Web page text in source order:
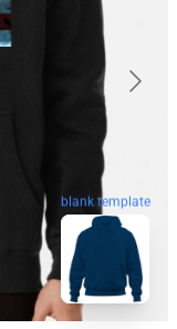
blank template